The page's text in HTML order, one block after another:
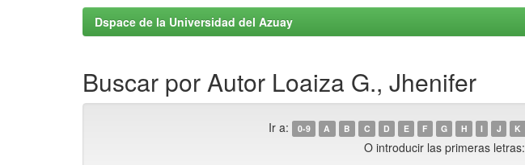
Dspace de la Universidad del Azuay
Buscar por Autor Loaiza G., Jhenifer
Ir a: 0-9 A B C D E F G H I J K
O introducir las primeras letras: